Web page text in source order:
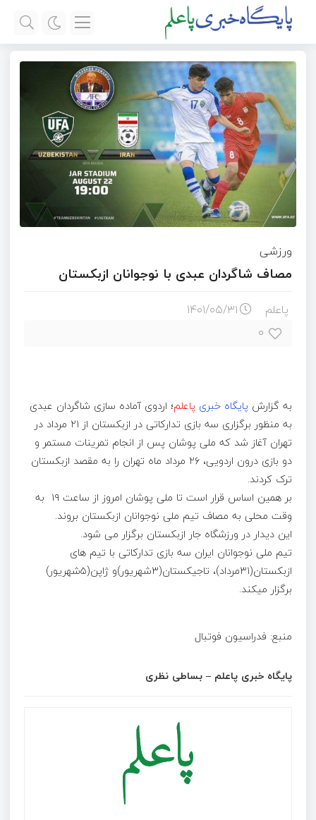
ورزشی
مصاف شاگردان عبدی با نوجوانان ازبکستان
پاعلم ۱۴۰۱/۰۵/۳۱
۰
به گزارش پایگاه خبری پاعلم؛ اردوی آماده سازی شاگردان عبدی
به منظور برگزاری سه بازی تدارکاتی در ازبکستان از ۲۱ مرداد در
تهران آغاز شد که ملی پوشان پس از انجام تمرینات مستمر و
دو بازی درون اردویی، ۲۶ مرداد ماه تهران را به مقصد ازبکستان
ترک کردند.
بر همین اساس قرار است تا ملی پوشان امروز از ساعت ۱۹ به
وقت محلی به مصاف تیم ملی نوجوانان ازبکستان بروند.
این دیدار در ورزشگاه جار ازبکستان برگزار می شود.
تیم ملی نوجوانان ایران سه بازی تدارکاتی با تیم های
ازبکستان(۳۱مرداد)، تاجیکستان(۳شهریور)و ژاپن(۵شهریور)
برگزار میکند.
منبع: فدراسیون فوتبال
پایگاه خبری پاعلم – بساطی نظری